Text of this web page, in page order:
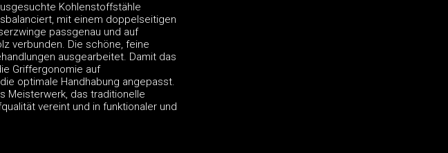
Kohlenstoffstähle
mit einem doppelseitigen
passgenau und auf
verbunden. Die schöne, feine
ausgearbeitet. Damit das
Griffergonomie auf
optimale Handhabung angepasst.
Meisterwerk, das traditionelle
vereint und in funktionaler und